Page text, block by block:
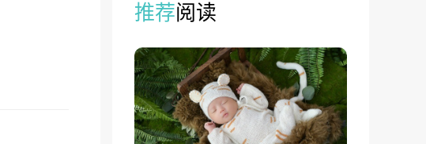
推荐阅读